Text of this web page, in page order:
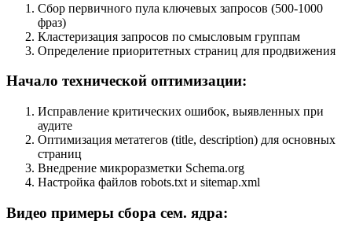
Сбор первичного пула ключевых запросов (500-1000
фраз)
Кластеризация запросов по смысловым группам
Определение приоритетных страниц для продвижения
Начало технической оптимизации:
Исправление критических ошибок, выявленных при
аудите
Оптимизация метатегов (title, description) для основных
страниц
Внедрение микроразметки Schema.org
Настройка файлов robots.txt и sitemap.xml
Видео примеры сбора сем. ядра: